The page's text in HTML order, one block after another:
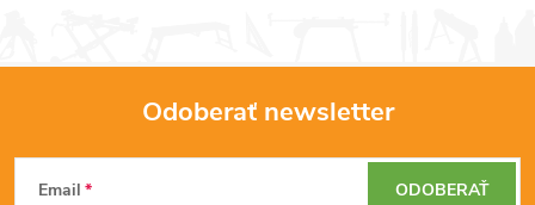
Z
Odoberať newsletter
Email ODOBERAŤ